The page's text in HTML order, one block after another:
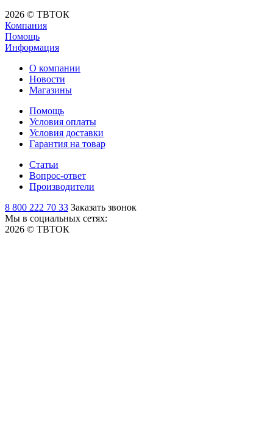
2026 © ТВТОК
Компания
Помощь
Информация
О компании
Новости
Магазины
Помощь
Условия оплаты
Условия доставки
Гарантия на товар
Статьи
Вопрос-ответ
Производители
8 800 222 70 33 Заказать звонок
Мы в социальных сетях:
2026 © ТВТОК